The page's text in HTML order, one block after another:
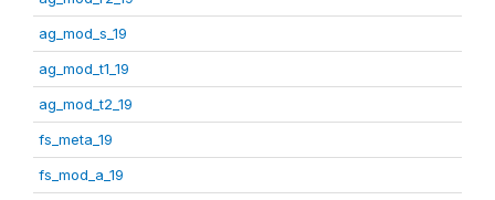
ag_mod_s_19
ag_mod_t1_19
ag_mod_t2_19
fs_meta_19
fs_mod_a_19